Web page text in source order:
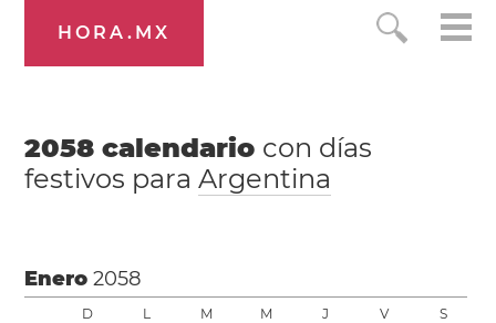
HORA.MX
2058 calendario con días
festivos paraArgentina
Enero2058
D L M M J V S